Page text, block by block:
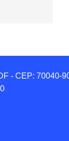
- CEP: 70040-